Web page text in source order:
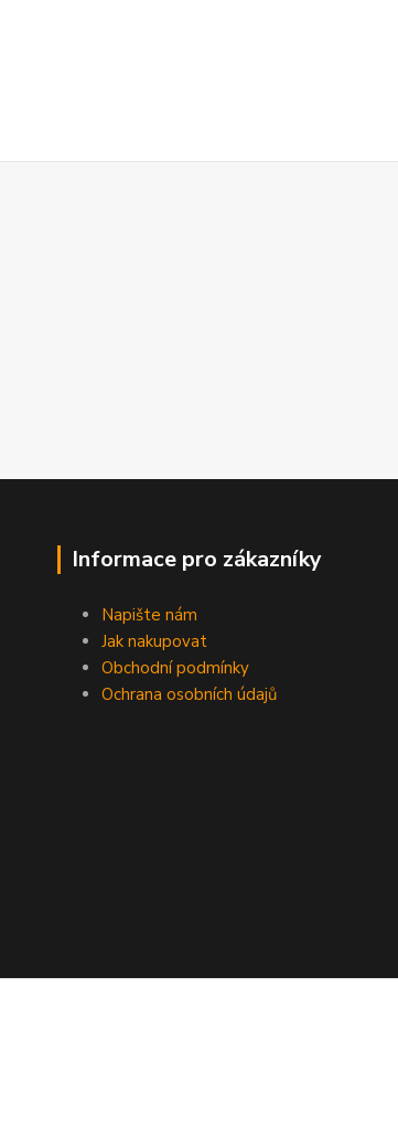
Informace pro zákazníky
Napište nám
Jak nakupovat
Obchodní podmínky
Ochrana osobních údajů